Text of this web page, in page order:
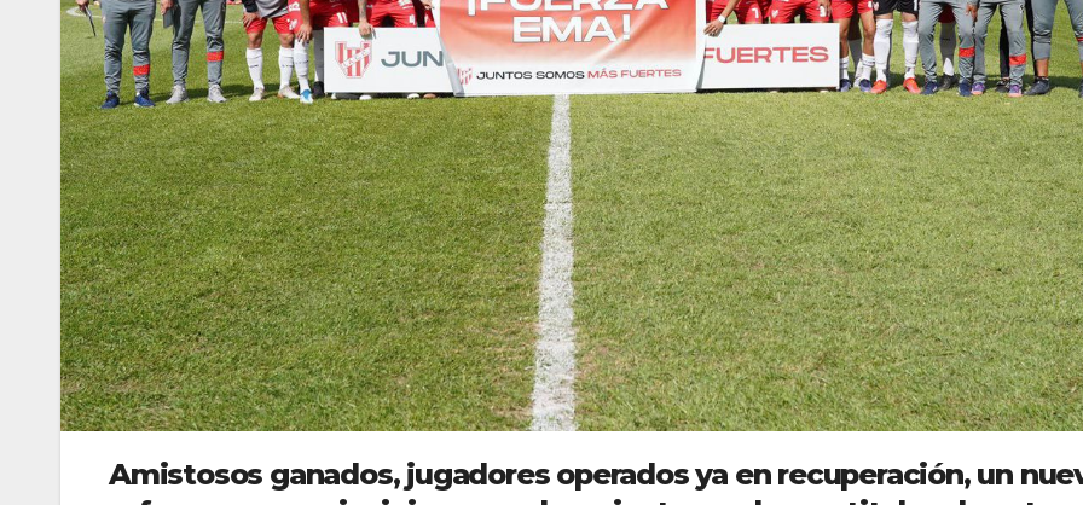
Amistosos ganados, jugadores operados ya en recuperación, un